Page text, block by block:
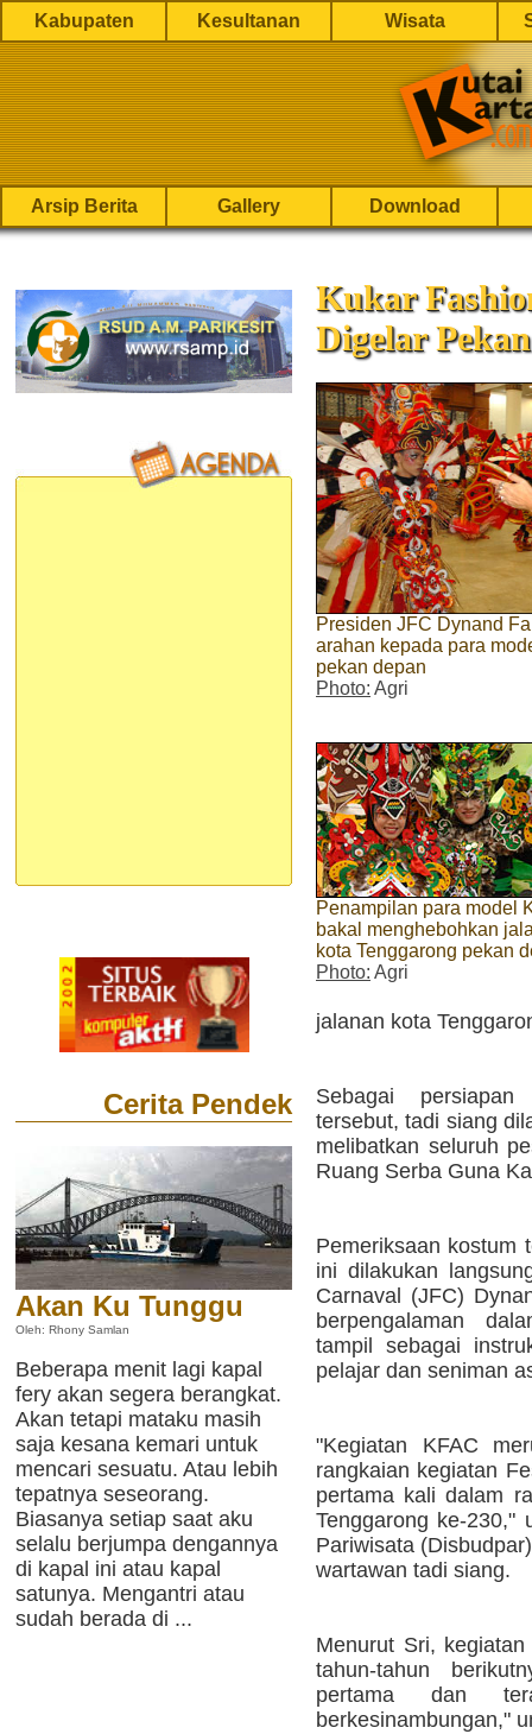
Kabupaten Kesultanan Wisata
Arsip Berita Gallery Download
Cerita Pendek
Akan Ku Tunggu
Oleh: Rhony Samlan
Beberapa menit lagi kapal
fery akan segera berangkat.
Akan tetapi mataku masih
saja kesana kemari untuk
mencari sesuatu. Atau lebih
tepatnya seseorang.
Biasanya setiap saat aku
selalu berjumpa dengannya
di kapal ini atau kapal
satunya. Mengantri atau
sudah berada di ...
Kukar
Digelar
Presiden JFC Dynand
arahan kepada para
pekan depan
Photo: Agri
Penampilan para model
bakal menghebohkan
kota Tenggarong pekan
Photo: Agri
jalanan kota
Sebagai
tersebut, tadi siang
melibatkan seluruh
Ruang Serba Guna
Pemeriksaan kostum
ini dilakukan
Carnaval (JFC)
berpengalaman
tampil sebagai
pelajar dan seniman
"Kegiatan KFAC
rangkaian kegiatan
pertama kali dalam
Tenggarong ke-230,"
Pariwisata
wartawan tadi siang.
Menurut Sri,
tahun-tahun
pertama dan
berkesinambungan,"